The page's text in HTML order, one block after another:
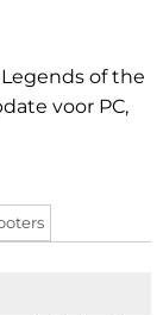
of the
voor PC,